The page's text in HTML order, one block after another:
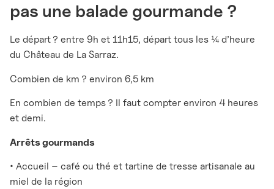
pas une balade gourmande ?
Le départ ? entre 9h et 11h15, départ tous les ¼ d’heure
du Château de La Sarraz.
Combien de km ? environ 6,5 km
En combien de temps ? Il faut compter environ 4 heures
et demi.
Arrêts gourmands
• Accueil – café ou thé et tartine de tresse artisanale au
miel de la région